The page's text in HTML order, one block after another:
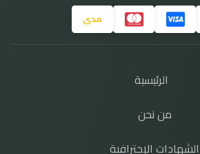
مدى
الرئيسية
من نحن
الشهادات الإحترافية